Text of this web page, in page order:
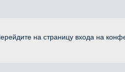
на страницу входа на